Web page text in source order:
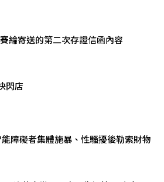
綸寄送的第二次存證信函內容
閃店
障礙者集體施暴、性騷擾後勒索財物